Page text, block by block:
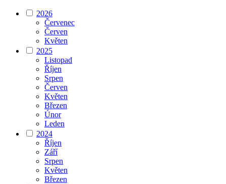
2026
Červenec
Červen
Květen
2025
Listopad
Říjen
Srpen
Červen
Květen
Březen
Únor
Leden
2024
Říjen
Září
Srpen
Květen
Březen